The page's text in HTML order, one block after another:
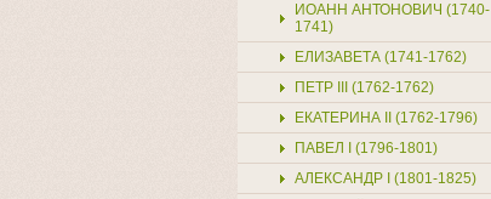
ИОАНН АНТОНОВИЧ (1740-
1741)
ЕЛИЗАВЕТА (1741-1762)
ПЕТР III (1762-1762)
ЕКАТЕРИНА II (1762-1796)
ПАВЕЛ I (1796-1801)
АЛЕКСАНДР I (1801-1825)